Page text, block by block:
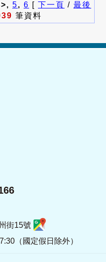
5, 6 [ 下一頁 / 最後
筆資料
街15號
（國定假日除外）